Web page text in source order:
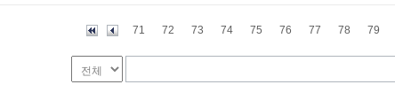
71 72 73 74 75 76 77 78 79